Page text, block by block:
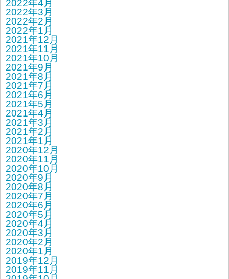
2022年4月
2022年3月
2022年2月
2022年1月
2021年12月
2021年11月
2021年10月
2021年9月
2021年8月
2021年7月
2021年6月
2021年5月
2021年4月
2021年3月
2021年2月
2021年1月
2020年12月
2020年11月
2020年10月
2020年9月
2020年8月
2020年7月
2020年6月
2020年5月
2020年4月
2020年3月
2020年2月
2020年1月
2019年12月
2019年11月